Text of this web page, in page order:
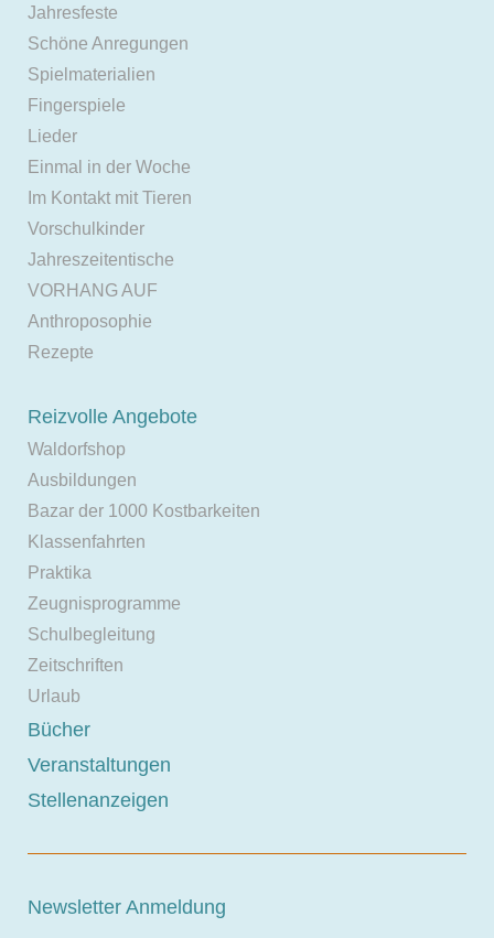
Jahresfeste
Schöne Anregungen
Spielmaterialien
Fingerspiele
Lieder
Einmal in der Woche
Im Kontakt mit Tieren
Vorschulkinder
Jahreszeitentische
VORHANG AUF
Anthroposophie
Rezepte
Reizvolle Angebote
Waldorfshop
Ausbildungen
Bazar der 1000 Kostbarkeiten
Klassenfahrten
Praktika
Zeugnisprogramme
Schulbegleitung
Zeitschriften
Urlaub
Bücher
Veranstaltungen
Stellenanzeigen
Newsletter Anmeldung